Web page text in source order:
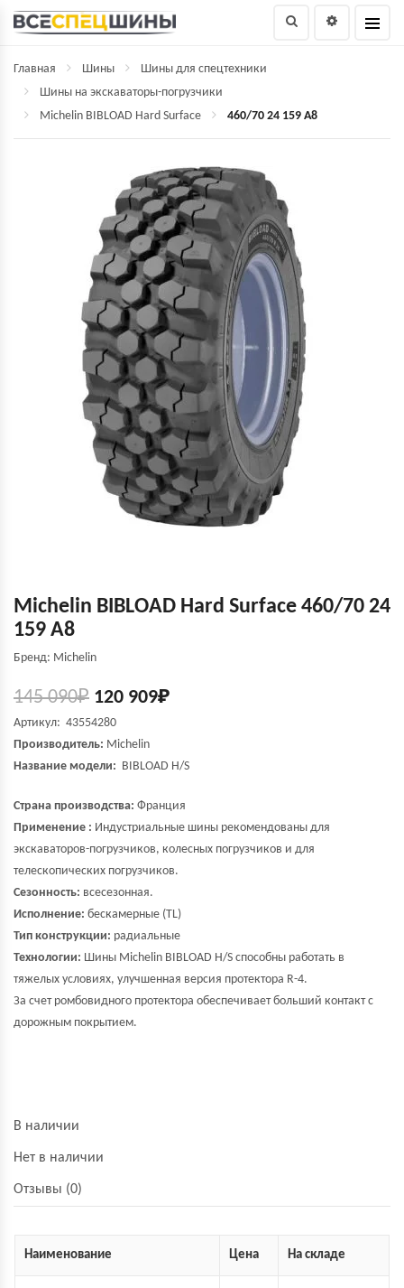
Главная Шины
Шины для спецтехники
Шины на экскаваторы-погрузчики
Michelin BIBLOAD Hard Surface
460/70 24 159 A8
Michelin BIBLOAD Hard Surface 460/70 24
159 A8
Бренд: Michelin
145 090₽ 120 909₽
Артикул: 43554280
Производитель: Michelin
Название модели: BIBLOAD H/S
Страна производства: Франция
Применение : Индустриальные шины рекомендованы для
экскаваторов-погрузчиков, колесных погрузчиков и для
телескопических погрузчиков.
Сезонность: всесезонная.
Исполнение: бескамерные (TL)
Тип конструкции: радиальные
Технологии: Шины Michelin BIBLOAD H/S способны работать в
тяжелых условиях, улучшенная версия протектора R-4.
За счет ромбовидного протектора обеспечивает больший контакт с
дорожным покрытием.
В наличии
Нет в наличии
Отзывы (0)
Наименование Цена На складе